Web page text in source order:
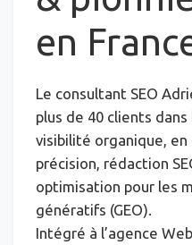
en
Le consultant SEO
plus de 40 clients
visibilité organique,
précision, rédaction
optimisation pour les
génératifs (GEO).
Intégré à l’agence